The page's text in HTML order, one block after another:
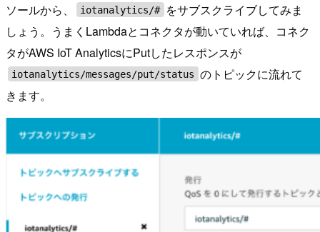
ソールから、
iotanalytics/#
をサブスクライブしてみま
しょう。うまくLambdaとコネクタが動いていれば、コネク
タがAWS IoT AnalyticsにPutしたレスポンスが
iotanalytics/messages/put/status のトピックに流れて
きます。